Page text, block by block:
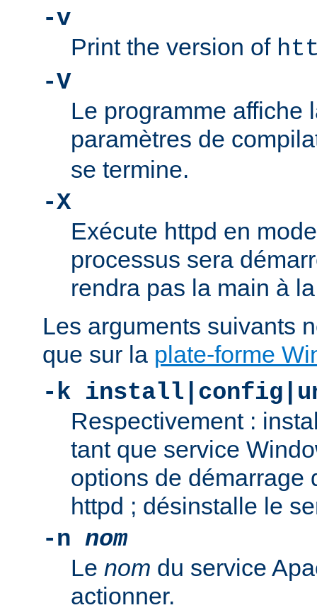
-v
Print the version of
-V
Le programme affiche
paramètres de
se termine.
-X
Exécute httpd en
processus sera
rendra pas la main à
Les arguments suivants
que sur la plate-forme
-k
Respectivement :
tant que service
options de démarrage
httpd ; désinstalle le
-n nom
Le nom du service
actionner.